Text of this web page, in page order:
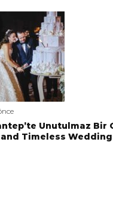
Unutulmaz Bir
and Timeless